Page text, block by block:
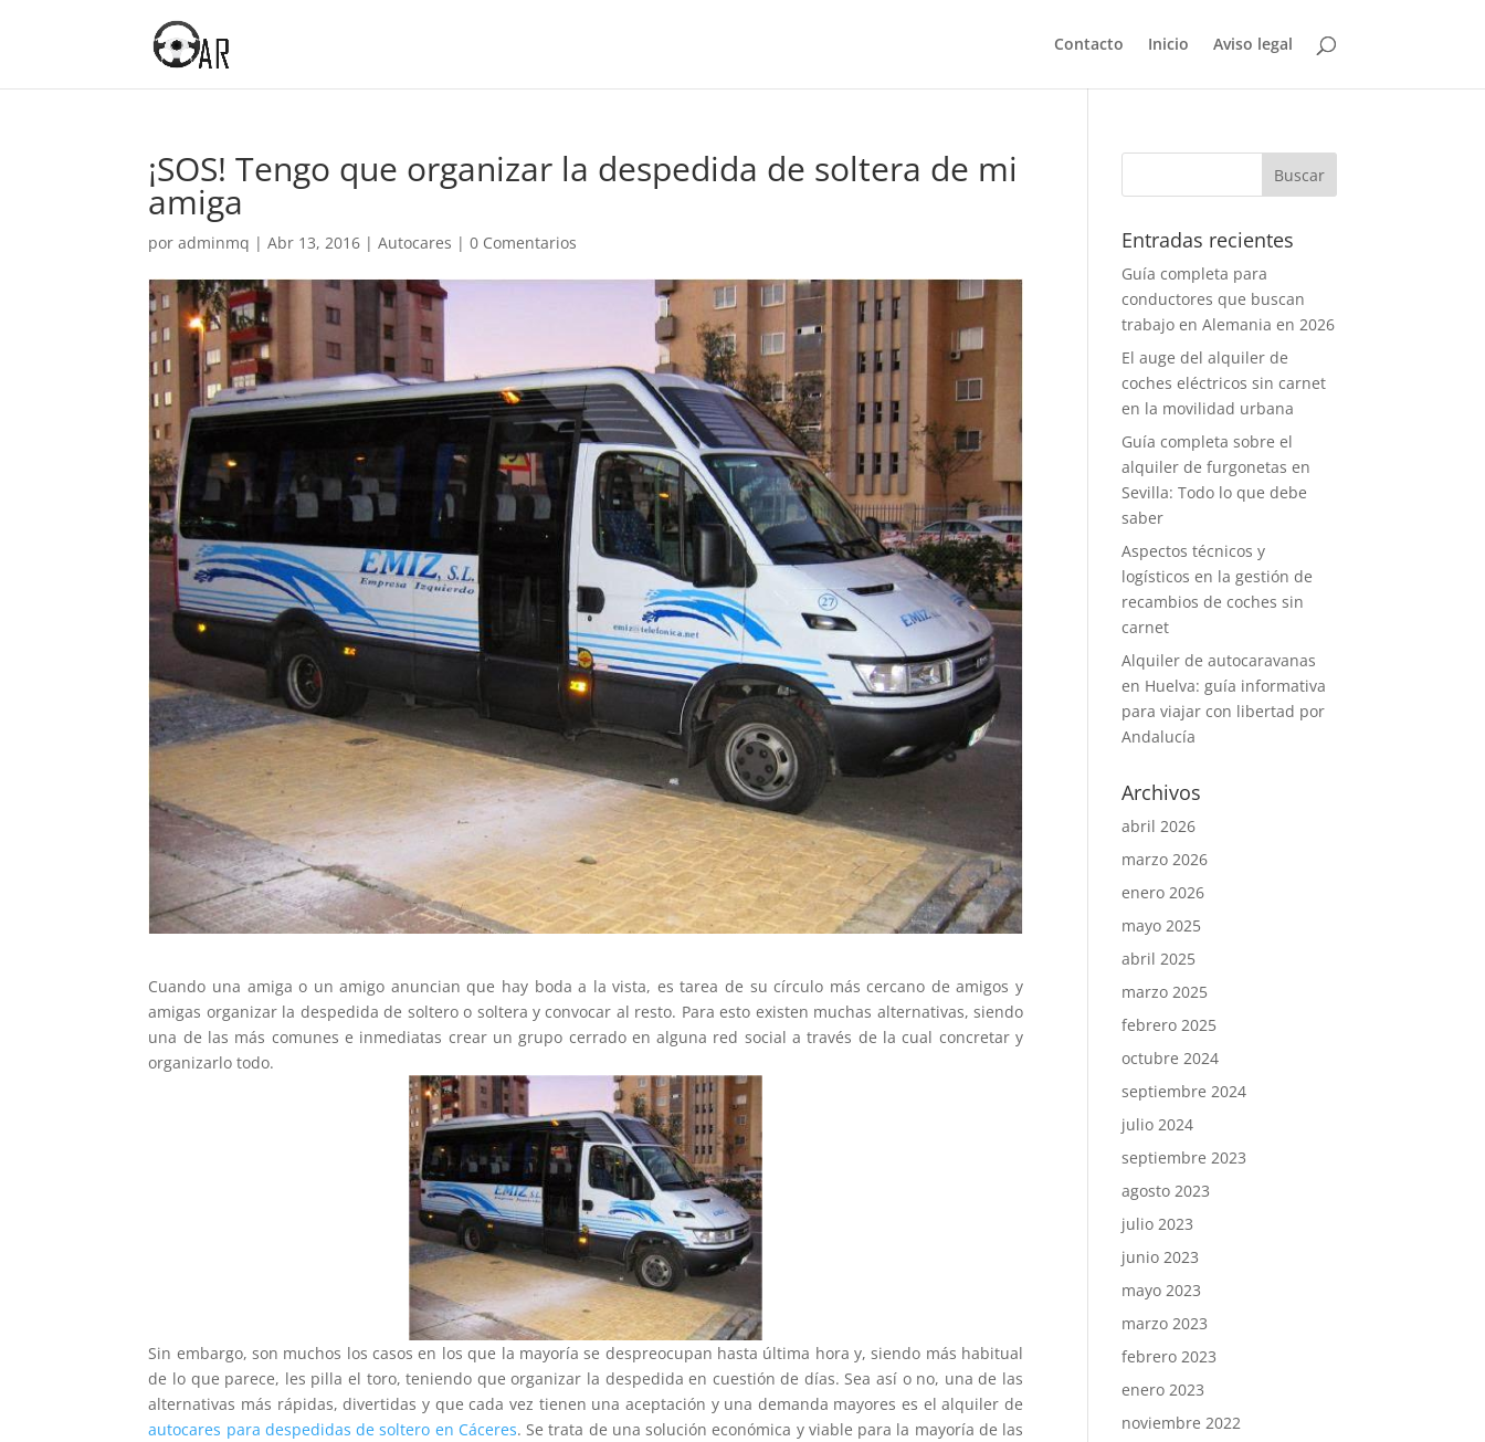
Contacto Inicio Aviso legal
¡SOS! Tengo que organizar la despedida de soltera de mi
amiga
poradminmq |Abr 13, 2016 |Autocares |0 Comentarios
Cuando una amiga o un amigo anuncian que hay boda a la vista, es tarea de su círculo más cercano de amigos y
amigas organizar la despedida de soltero o soltera y convocar al resto. Para esto existen muchas alternativas, siendo
una de las más comunes e inmediatas crear un grupo cerrado en alguna red social a través de la cual concretar y
organizarlo todo.
Sin embargo, son muchos los casos en los que la mayoría se despreocupan hasta última hora y, siendo más habitual
de lo que parece, les pilla el toro, teniendo que organizar la despedida en cuestión de días. Sea así o no, una de las
alternativas más rápidas, divertidas y que cada vez tienen una aceptación y una demanda mayores es el alquiler de
autocares para despedidas de soltero en Cáceres. Se trata de una solución económica y viable para la mayoría de las
Entradas recientes
Guía completa para
conductores que buscan
trabajo en Alemania en 2026
El auge del alquiler de
coches eléctricos sin carnet
en la movilidad urbana
Guía completa sobre el
alquiler de furgonetas en
Sevilla: Todo lo que debe
saber
Aspectos técnicos y
logísticos en la gestión de
recambios de coches sin
carnet
Alquiler de autocaravanas
en Huelva: guía informativa
para viajar con libertad por
Andalucía
Archivos
abril 2026
marzo 2026
enero 2026
mayo 2025
abril 2025
marzo 2025
febrero 2025
octubre 2024
septiembre 2024
julio 2024
septiembre 2023
agosto 2023
julio 2023
junio 2023
mayo 2023
marzo 2023
febrero 2023
enero 2023
noviembre 2022